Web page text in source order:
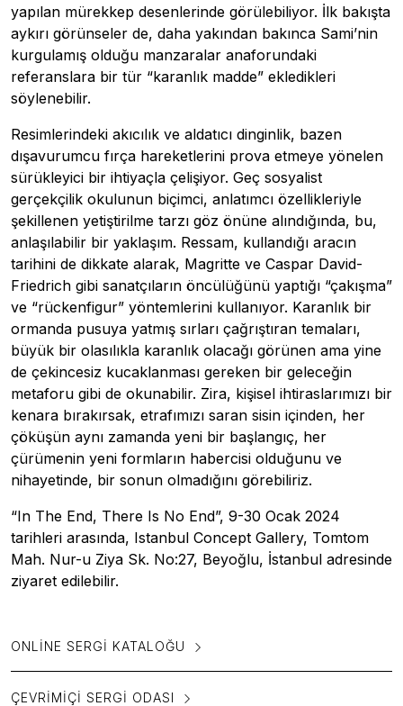
yapılan mürekkep desenlerinde görülebiliyor. İlk bakışta
aykırı görünseler de, daha yakından bakınca Sami’nin
kurgulamış olduğu manzaralar anaforundaki
referanslara bir tür “karanlık madde” ekledikleri
söylenebilir.
Resimlerindeki akıcılık ve aldatıcı dinginlik, bazen
dışavurumcu fırça hareketlerini prova etmeye yönelen
sürükleyici bir ihtiyaçla çelişiyor. Geç sosyalist
gerçekçilik okulunun biçimci, anlatımcı özellikleriyle
şekillenen yetiştirilme tarzı göz önüne alındığında, bu,
anlaşılabilir bir yaklaşım. Ressam, kullandığı aracın
tarihini de dikkate alarak, Magritte ve Caspar David-
Friedrich gibi sanatçıların öncülüğünü yaptığı “çakışma”
ve “rückenfigur” yöntemlerini kullanıyor. Karanlık bir
ormanda pusuya yatmış sırları çağrıştıran temaları,
büyük bir olasılıkla karanlık olacağı görünen ama yine
de çekincesiz kucaklanması gereken bir geleceğin
metaforu gibi de okunabilir. Zira, kişisel ihtiraslarımızı bir
kenara bırakırsak, etrafımızı saran sisin içinden, her
çöküşün aynı zamanda yeni bir başlangıç, her
çürümenin yeni formların habercisi olduğunu ve
nihayetinde, bir sonun olmadığını görebiliriz.
“In The End, There Is No End”, 9-30 Ocak 2024
tarihleri arasında, Istanbul Concept Gallery, Tomtom
Mah. Nur-u Ziya Sk. No:27, Beyoğlu, İstanbul adresinde
ziyaret edilebilir.
ONLINE SERGI KATALOĞU
ÇEVRIMIÇI SERGI ODASI